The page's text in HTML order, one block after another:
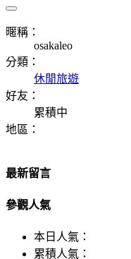
暱稱：
osakaleo
分類：
休閒旅遊
好友：
累積中
地區：
最新留言
參觀人氣
本日人氣：
累積人氣：